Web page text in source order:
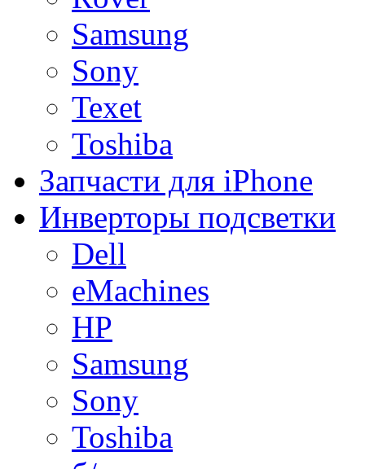
Samsung
Sony
Texet
Toshiba
Запчасти для iPhone
Инверторы подсветки
Dell
eMachines
HP
Samsung
Sony
Toshiba